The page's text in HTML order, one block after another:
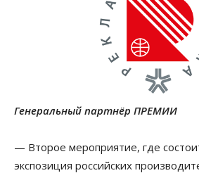
Генеральный партнёр ПРЕМИИ
— Второе мероприятие, где
экспозиция российских